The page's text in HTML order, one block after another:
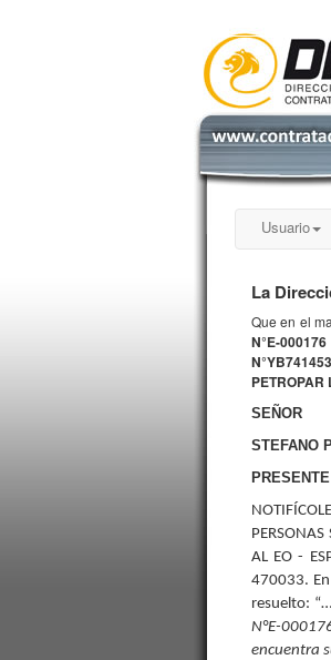
Usuario
La
Que en el
N°E-
SEÑOR
STEFANO
PRESENTE
AL EO -
470033.
resuelto: “…
N°E-
encuentra